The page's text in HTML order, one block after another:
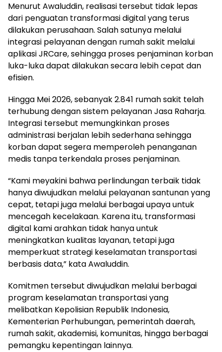
Menurut Awaluddin, realisasi tersebut tidak lepas
dari penguatan transformasi digital yang terus
dilakukan perusahaan. Salah satunya melalui
integrasi pelayanan dengan rumah sakit melalui
aplikasi JRCare, sehingga proses penjaminan korban
luka-luka dapat dilakukan secara lebih cepat dan
efisien.
Hingga Mei 2026, sebanyak 2.841 rumah sakit telah
terhubung dengan sistem pelayanan Jasa Raharja.
Integrasi tersebut memungkinkan proses
administrasi berjalan lebih sederhana sehingga
korban dapat segera memperoleh penanganan
medis tanpa terkendala proses penjaminan.
“Kami meyakini bahwa perlindungan terbaik tidak
hanya diwujudkan melalui pelayanan santunan yang
cepat, tetapi juga melalui berbagai upaya untuk
mencegah kecelakaan. Karena itu, transformasi
digital kami arahkan tidak hanya untuk
meningkatkan kualitas layanan, tetapi juga
memperkuat strategi keselamatan transportasi
berbasis data,” kata Awaluddin.
Komitmen tersebut diwujudkan melalui berbagai
program keselamatan transportasi yang
melibatkan Kepolisian Republik Indonesia,
Kementerian Perhubungan, pemerintah daerah,
rumah sakit, akademisi, komunitas, hingga berbagai
pemangku kepentingan lainnya.